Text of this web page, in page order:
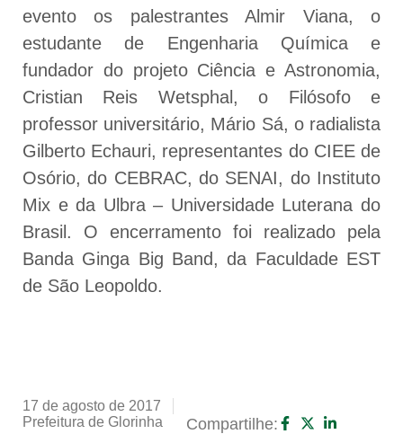
evento os palestrantes Almir Viana, o
estudante de Engenharia Química e
fundador do projeto Ciência e Astronomia,
Cristian Reis Wetsphal, o Filósofo e
professor universitário, Mário Sá, o radialista
Gilberto Echauri, representantes do CIEE de
Osório, do CEBRAC, do SENAI, do Instituto
Mix e da Ulbra – Universidade Luterana do
Brasil. O encerramento foi realizado pela
Banda Ginga Big Band, da Faculdade EST
de São Leopoldo.
17 de agosto de 2017
Prefeitura de Glorinha
Compartilhe: